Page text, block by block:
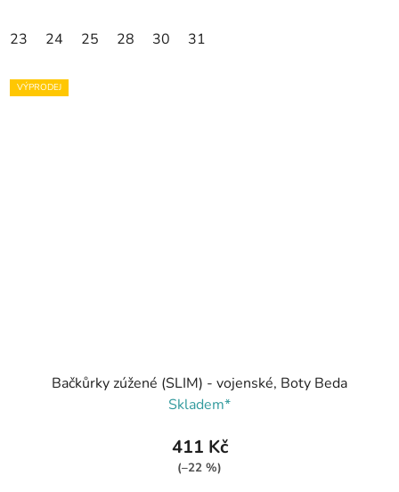
23 24 25 28 30 31
VÝPRODEJ
Bačkůrky zúžené (SLIM) - vojenské, Boty Beda
Skladem*
411 Kč
(–22 %)